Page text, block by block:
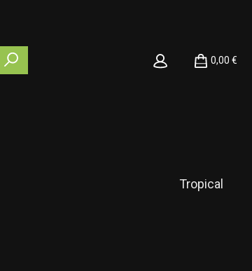
0,00 €
Tropical